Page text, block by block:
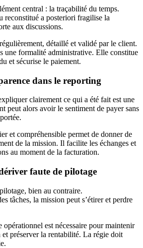
central : la traçabilité du temps.
a posteriori fragilise la
aux discussions.
détaillé et validé par le client.
une formalité administrative. Elle constitue
et sécurise le paiement.
dans le reporting
clairement ce qui a été fait est une
peut alors avoir le sentiment de payer sans
et compréhensible permet de donner de
de la mission. Il facilite les échanges et
au moment de la facturation.
faute de pilotage
bien au contraire.
tâches, la mission peut s’étirer et perdre
est nécessaire pour maintenir
préserver la rentabilité. La régie doit